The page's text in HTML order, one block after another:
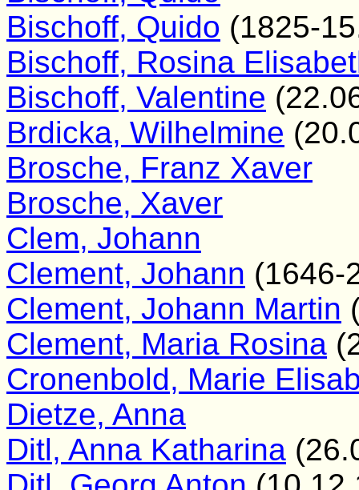
Bischoff, Quido (1825-
Bischoff, Rosina
Bischoff, Valentine
Brdicka, Wilhelmine
Brosche, Franz Xaver
Brosche, Xaver
Clem, Johann
Clement, Johann (1646-
Clement, Johann Martin
Clement, Maria Rosina
Cronenbold, Marie
Dietze, Anna
Ditl, Anna Katharina